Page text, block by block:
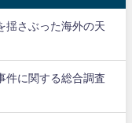
揺さぶった海外の天
件に関する総合調査